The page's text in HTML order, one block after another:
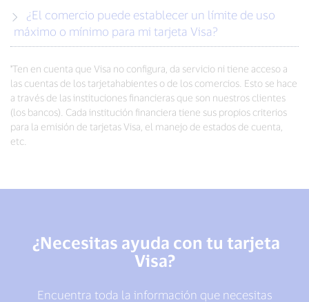
máximo o mínimo para mi tarjeta Visa?
*Ten en cuenta que Visa no configura, da servicio ni tiene acceso a
las cuentas de los tarjetahabientes o de los comercios. Esto se hace
a través de las instituciones financieras que son nuestros clientes
(los bancos). Cada institución financiera tiene sus propios criterios
para la emisión de tarjetas Visa, el manejo de estados de cuenta,
etc.
¿Necesitas ayuda con tu tarjeta
Visa?
Encuentra toda la información que necesitas